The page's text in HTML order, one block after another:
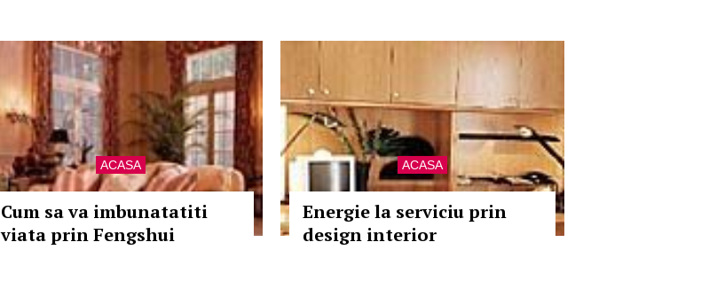
ACASA
Cum sa va imbunatatiti
viata prin Fengshui
ACASA
Energie la serviciu prin
design interior